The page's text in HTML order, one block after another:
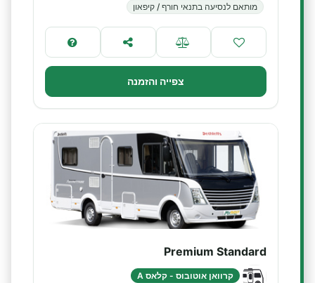
מותאם לנסיעה בתנאי חורף / קיפאון
צפייה והזמנה
Premium Standard
קרוואן אוטובוס - קלאס A